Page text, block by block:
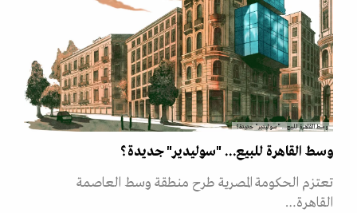
وسط القاهرة للبيع... "سوليدير" جديدة؟
وسط القاهرة للبيع... "سوليدير" جديدة؟
تعتزم الحكومة المصرية طرح منطقة وسط العاصمة
القاهرة…